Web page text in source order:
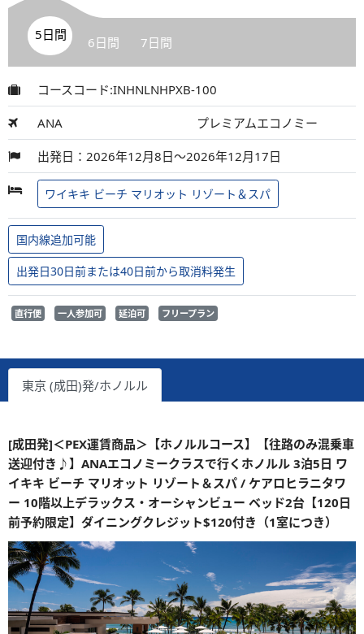
5日間 6日間 7日間
コースコード:INHNLNHPXB-100
ANA プレミアムエコノミー
出発日：2026年12月8日～2026年12月17日
ワイキキ ビーチ マリオット リゾート＆スパ
国内線追加可能
出発日30日前または40日前から取消料発生
直行便 一人参加可 延泊可 フリープラン
東京 (成田)発/ホノルル
[成田発]＜PEX運賃商品＞【ホノルルコース】【往路のみ混乗車
送迎付き♪】ANAエコノミークラスで行くホノルル 3泊5日 ワ
イキキ ビーチ マリオット リゾート＆スパ / ケアロヒラニタワ
ー 10階以上デラックス・オーシャンビュー ベッド2台【120日
前予約限定】ダイニングクレジット$120付き（1室につき）